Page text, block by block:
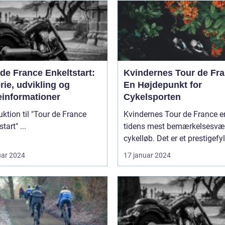
France Enkeltstart:
udvikling og
til "Tour de France
Enkeltstart" ...
2024
Kvindernes Tour de
En Højdepunkt for
Cykelsporten
Kvindernes Tour de France
tidens mest
cykelløb. Det er et
17 januar 2024